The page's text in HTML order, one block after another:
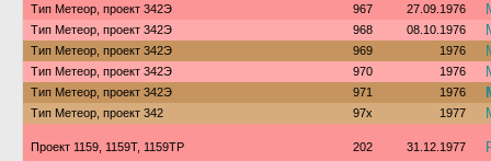
Тип Метеор, проект 342Э 967 27.09.1976
Тип Метеор, проект 342Э 968 08.10.1976
Тип Метеор, проект 342Э 969 1976
Тип Метеор, проект 342Э 970 1976
Тип Метеор, проект 342Э 971 1976
Тип Метеор, проект 342 97х 1977
Проект 1159, 1159Т, 1159ТР 202 31.12.1977